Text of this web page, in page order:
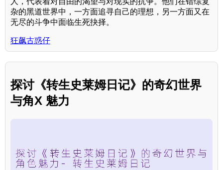
杂的黑道世界中，一方面追寻自己的理想，另一方面又在
无尽的斗争中面临生死抉择。
狂飙古惑仔
探讨《转生史莱姆日记》的奇幻世界
与角X 魅力